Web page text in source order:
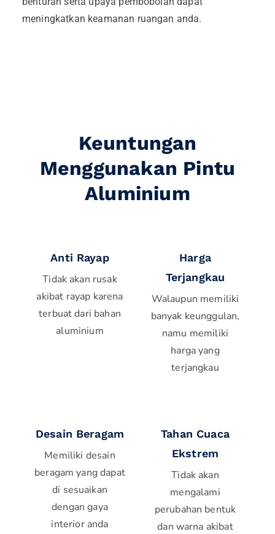
meningkatkan keamanan ruangan anda.
Keuntungan
Menggunakan Pintu
Aluminium
Anti Rayap
Tidak akan rusak
akibat rayap karena
terbuat dari bahan
aluminium
Harga
Terjangkau
Walaupun memiliki
banyak keunggulan,
namu memiliki
harga yang
terjangkau
Desain Beragam
Memiliki desain
beragam yang dapat
di sesuaikan
dengan gaya
interior anda
Tahan Cuaca
Ekstrem
Tidak akan
mengalami
perubahan bentuk
dan warna akibat